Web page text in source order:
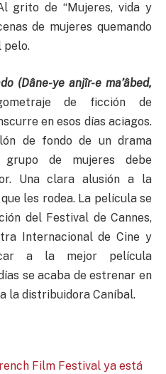
grito de “Mujeres, vida y
de mujeres quemando
pelo.
(Dâne-ye anjîr-e ma’âbed,
de ficción de
en esos días aciagos.
de fondo de un drama
de mujeres debe
Una clara alusión a la
les rodea. La película se
del Festival de Cannes,
Internacional de Cine y
a la mejor película
se acaba de estrenar en
la distribuidora Caníbal.
Film Festival ya está